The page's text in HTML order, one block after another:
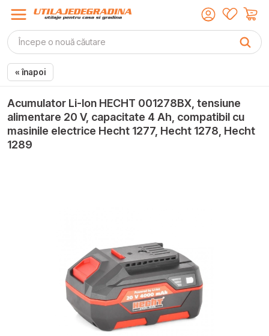
« înapoi
Acumulator Li-Ion HECHT 001278BX, tensiune
alimentare 20 V, capacitate 4 Ah, compatibil cu
masinile electrice Hecht 1277, Hecht 1278, Hecht
1289